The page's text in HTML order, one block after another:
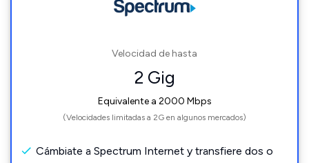
Velocidad de hasta
2 Gig
Equivalente a 2000 Mbps
(Velocidades limitadas a 2G en algunos mercados)
Cámbiate a Spectrum Internet y transfiere dos o